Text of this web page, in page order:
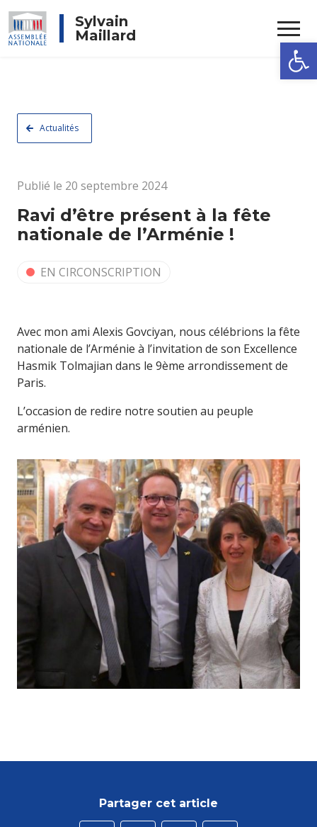
Ouvrir
Sylvain
Maillard
Actualités
Publié le 20 septembre 2024
Ravi d’être présent à la fête
nationale de l’Arménie !
EN CIRCONSCRIPTION
Avec mon ami Alexis Govciyan, nous célébrions la fête
nationale de l’Arménie à l’invitation de son Excellence
Hasmik Tolmajian dans le 9ème arrondissement de
Paris.
L’occasion de redire notre soutien au peuple
arménien.
Partager cet article